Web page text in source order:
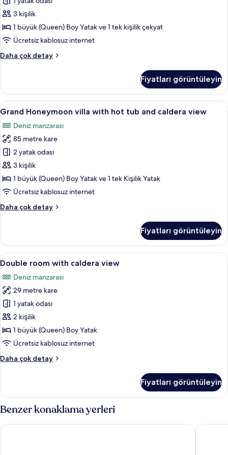
için
tüm
fotoğrafları
3 kişilik
1 büyük (Queen) Boy Yatak ve 1 tek kişilik çekyat
Ücretsiz kablosuz internet
Daha çok detay
Triple
view
hakkında
daha
detay
Fiyatları görüntüleyin
Grand
Honeymoon
villa
with
hot
tub
and
caldera
için
görün
Grand Honeymoon villa with hot tub
18
Grand Honeymoon villa with hot tub and caldera view
Deniz manzarası
85 metre kare
2 yatak odası
3 kişilik
1 büyük (Queen) Boy Yatak ve 1 tek Kişilik Yatak
Ücretsiz kablosuz internet
Daha çok detay
Grand
hot
tub
and
view
hakkında
daha
fazla
detay
Fiyatları görüntüleyin
Double
room
with
caldera
view
için
tüm
fotoğrafları
Double room with caldera view | Plaj/
8
Double room with caldera view
Deniz manzarası
29 metre kare
1 yatak odası
2 kişilik
1 büyük (Queen) Boy Yatak
Ücretsiz kablosuz internet
Daha çok detay
Double
view
daha
detay
Fiyatları görüntüleyin
Benzer konaklama yerleri
Cresanto Luxury Suites Sophia